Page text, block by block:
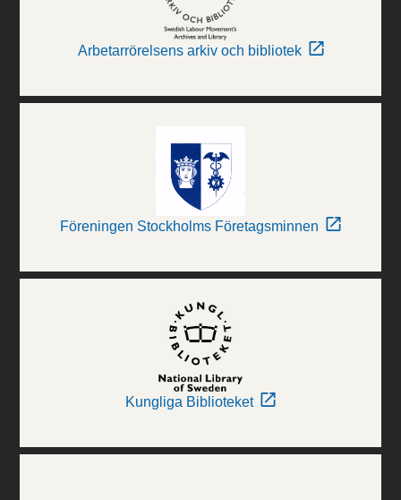
Arbetarrörelsens arkiv och bibliotek
Föreningen Stockholms Företagsminnen
Kungliga Biblioteket